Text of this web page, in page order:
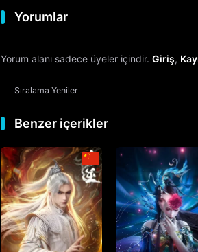
18. Bölüm
19. Bölüm
20.
21. Bölüm
Yorumlar
Yorum alanı sadece üyeler içindir. Giriş,
Sıralama Yeniler
Benzer içerikler